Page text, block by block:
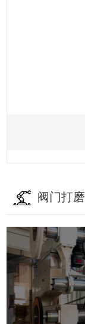
阀门打磨